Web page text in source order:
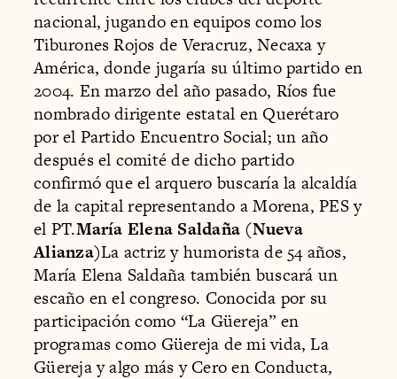
nacional, jugando en equipos como los
Tiburones Rojos de Veracruz, Necaxa y
América, donde jugaría su último partido en
2004. En marzo del año pasado, Ríos fue
nombrado dirigente estatal en Querétaro
por el Partido Encuentro Social; un año
después el comité de dicho partido
confirmó que el arquero buscaría la alcaldía
de la capital representando a Morena, PES y
el PT.María Elena Saldaña (Nueva
Alianza)La actriz y humorista de 54 años,
María Elena Saldaña también buscará un
escaño en el congreso. Conocida por su
participación como “La Güereja” en
programas como Güereja de mi vida, La
Güereja y algo más y Cero en Conducta,